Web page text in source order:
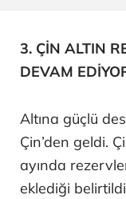
3. ÇİN ALTIN
DEVAM
Altına güçlü
Çin’den geldi.
ayında
eklediği